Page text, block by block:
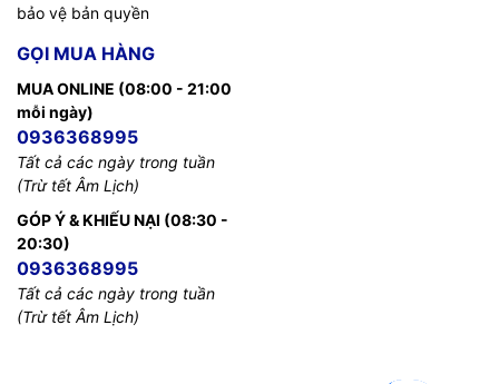
bảo vệ bản quyền
GỌI MUA HÀNG
MUA ONLINE (08:00 - 21:00
mỗi ngày)
0936368995
Tất cả các ngày trong tuần
(Trừ tết Âm Lịch)
GÓP Ý & KHIẾU NẠI (08:30 -
20:30)
0936368995
Tất cả các ngày trong tuần
(Trừ tết Âm Lịch)